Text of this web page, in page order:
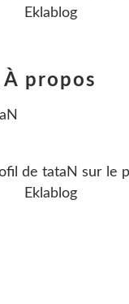
Eklablog
À propos
de tataN sur le
Eklablog